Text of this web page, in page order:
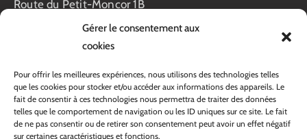
Gérer le consentement aux
cookies
Pour offrir les meilleures expériences, nous utilisons des technologies telles
que les cookies pour stocker et/ou accéder aux informations des appareils. Le
fait de consentir à ces technologies nous permettra de traiter des données
telles que le comportement de navigation ou les ID uniques sur ce site. Le fait
de ne pas consentir ou de retirer son consentement peut avoir un effet négatif
sur certaines caractéristiques et fonctions.
Route du Petit-Moncor 1B
Case postale 176
Lundi au jeudi :
8h00 – 11h30
13h45 – 17h00
Vendredi :